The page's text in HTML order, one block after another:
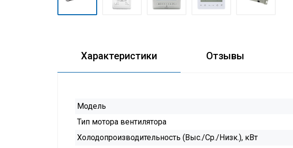
Характеристики Отзывы
Модель
Тип мотора вентилятора
Холодопроизводительность (Выс./Ср./Низк.), кВт